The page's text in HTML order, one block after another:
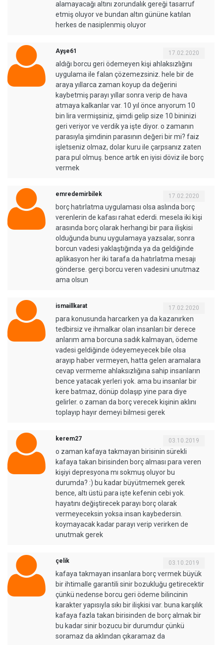
alamayacağı altını zorundalık gereği tasarruf
etmiş oluyor ve bundan altın gününe katılan
herkes de nasiplenmiş oluyor
Ayşe61 17.02.2020
aldığı borcu geri ödemeyen kişi ahlaksızlığını
uygulama ile falan çözemezsiniz. hele bir de
araya yıllarca zaman koyup da değerini
kaybetmiş parayı yıllar sonra verip de hava
atmaya kalkanlar var. 10 yıl önce arıyorum 10
bin lira vermişsiniz, şimdi gelip size 10 bininizi
geri veriyor ve verdik ya işte diyor. o zamanın
parasıyla şimdinin parasının değeri bir mi? faiz
işletseniz olmaz, dolar kuru ile çarpsanız zaten
para pul olmuş. bence artık en iyisi döviz ile borç
vermek
emredemirbilek 17.02.2020
borç hatırlatma uygulaması olsa aslında borç
verenlerin de kafası rahat ederdi. mesela iki kişi
arasında borç olarak herhangi bir para ilişkisi
olduğunda bunu uygulamaya yazsalar, sonra
borcun vadesi yaklaştığında ya da geldiğinde
aplikasyon her iki tarafa da hatırlatma mesajı
gönderse. gerçi borcu veren vadesini unutmaz
ama olsun
ismaillkarat 17.02.2020
para konusunda harcarken ya da kazanırken
tedbirsiz ve ihmalkar olan insanları bir derece
anlarım ama borcuna sadık kalmayan, ödeme
vadesi geldiğinde ödeyemeyecek bile olsa
arayıp haber vermeyen, hatta gelen aramalara
cevap vermeme ahlaksızlığına sahip insanların
bence yatacak yerleri yok. ama bu insanlar bir
kere batmaz, dönüp dolaşıp yine para diye
gelirler. o zaman da borç verecek kişinin aklını
toplayıp hayır demeyi bilmesi gerek
kerem27 03.10.2019
o zaman kafaya takmayan birisinin sürekli
kafaya takan birisinden borç alması para veren
kişiyi depresyona mı sokmuş oluyor bu
durumda? :) bu kadar büyütmemek gerek
bence, altı üstü para işte kefenin cebi yok.
hayatını değiştirecek parayı borç olarak
vermeyeceksin yoksa insan kaybedersin.
koymayacak kadar parayı verip verirken de
unutmak gerek
çelik 03.10.2019
kafaya takmayan insanlara borç vermek büyük
bir ihtimalle garantili sinir bozukluğu getirecektir
çünkü nedense borcu geri ödeme bilincinin
karakter yapısıyla sıkı bir ilişkisi var. buna karşılık
kafaya fazla takan birisinden de borç almak bir
bu kadar sinir bozucu bir durumdur çünkü
soramaz da aklından çıkaramaz da